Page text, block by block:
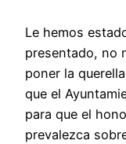
Le hemos
presentado, no
poner la
que el
para que el
prevalezca